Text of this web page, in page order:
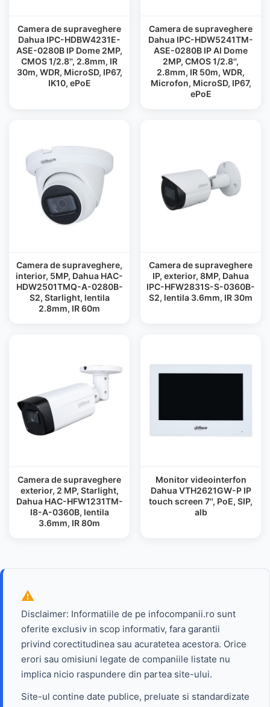
Camera de supraveghere
Dahua IPC-HDBW4231E-
ASE-0280B IP Dome 2MP,
CMOS 1/2.8'', 2.8mm, IR
30m, WDR, MicroSD, IP67,
IK10, ePoE
Camera de supraveghere
Dahua IPC-HDW5241TM-
ASE-0280B IP AI Dome
2MP, CMOS 1/2.8'',
2.8mm, IR 50m, WDR,
Microfon, MicroSD, IP67,
ePoE
Camera de supraveghere,
interior, 5MP, Dahua HAC-
HDW2501TMQ-A-0280B-
S2, Starlight, lentila
2.8mm, IR 60m
Camera de supraveghere
IP, exterior, 8MP, Dahua
IPC-HFW2831S-S-0360B-
S2, lentila 3.6mm, IR 30m
Camera de supraveghere
exterior, 2 MP, Starlight,
Dahua HAC-HFW1231TM-
I8-A-0360B, lentila
3.6mm, IR 80m
Monitor videointerfon
Dahua VTH2621GW-P IP
touch screen 7'', PoE, SIP,
alb
Disclaimer: Informatiile de pe infocompanii.ro sunt
oferite exclusiv in scop informativ, fara garantii
privind corectitudinea sau acuratetea acestora. Orice
erori sau omisiuni legate de companiile listate nu
implica nicio raspundere din partea site-ului.
Site-ul contine date publice, preluate si standardizate